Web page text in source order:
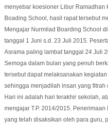
menyebar koesioner Libur Ramadhan
Boading School, hasil rapat tersebut
Mengajar Nurmilad Boarding School
tanggal 1 Juni s.d. 23 Juli 2015.
Asrama paling lambat tanggal 24 Juli
Semoga dalam bulan yang penuh
tersebut dapat melaksanakan
sehingga menjadilah insan yang fitrah
Hari ini adalah hari terakhir sekolah,
mengajar T.P. 2014/2015.
yang telah disaksikan oleh para guru,